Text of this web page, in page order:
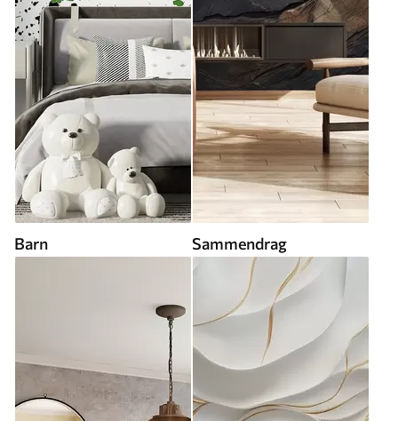
Barn Sammendrag